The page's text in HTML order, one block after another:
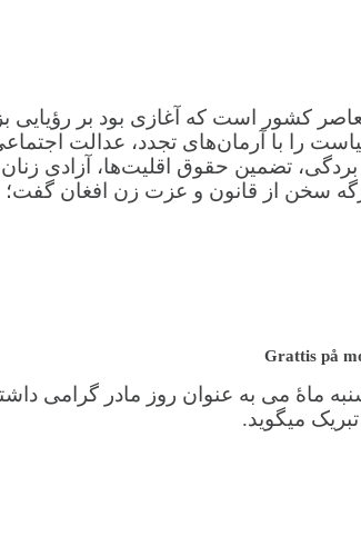
معاصر کشور است که آغازی بود بر
را با آرمان‌های تجدد، عدالت
تضمین حقوق اقلیت‌ها، آزادی
سخن از قانون و عزت زن افغان
Grattis på
ماۀ می به عنوان روز مادر گرامی‌
میگوید.